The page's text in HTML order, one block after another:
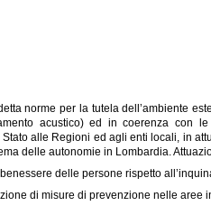
norme per la tutela dell’ambiente
acustico) ed in coerenza con
Stato alle Regioni ed agli enti locali, in
delle autonomie in Lombardia.
delle persone rispetto
di misure di prevenzione nelle